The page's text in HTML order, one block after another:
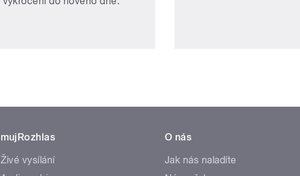
mujRozhlas
Živé vysílání
O nás
Jak nás naladíte